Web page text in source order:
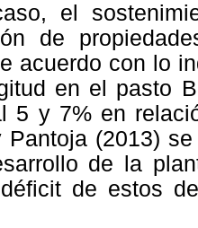
el
de
acuerdo con lo
en el pasto
5 y 7% en
Pantoja (2013)
de la
de estos